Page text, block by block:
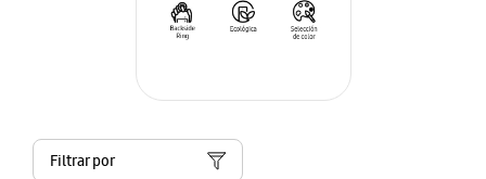
Filtrar por